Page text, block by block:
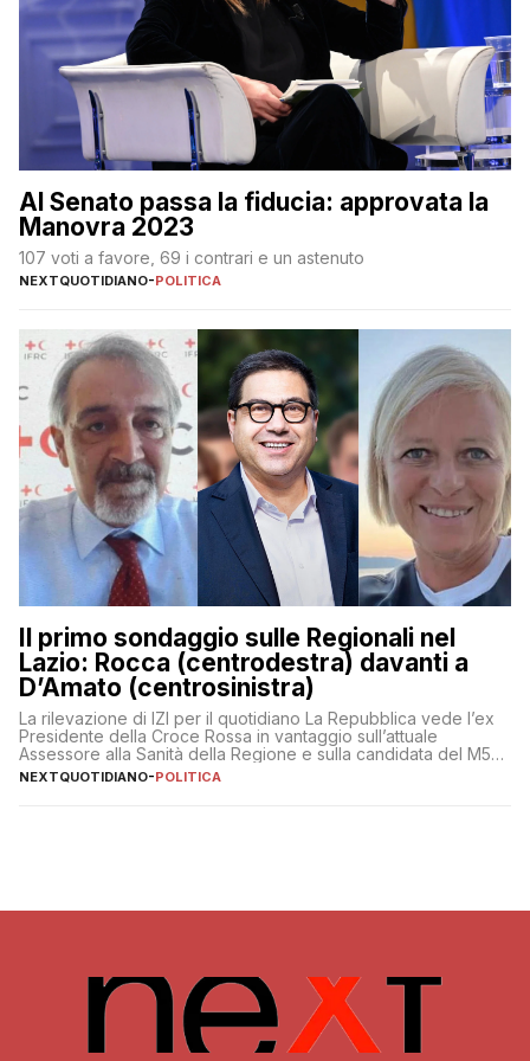
Al Senato passa la fiducia: approvata la
Manovra 2023
107 voti a favore, 69 i contrari e un astenuto
NEXTQUOTIDIANO-POLITICA
Il primo sondaggio sulle Regionali nel
Lazio: Rocca (centrodestra) davanti a
D’Amato (centrosinistra)
La rilevazione di IZI per il quotidiano La Repubblica vede l’ex
Presidente della Croce Rossa in vantaggio sull’attuale
Assessore alla Sanità della Regione e sulla candidata del M5S
Donatella Bianchi
NEXTQUOTIDIANO-POLITICA